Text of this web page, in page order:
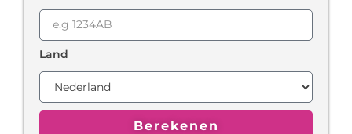
Land
Berekenen